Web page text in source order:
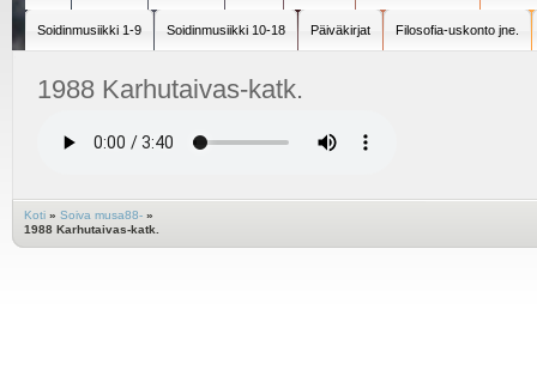
Soidinmusiikki 1-9 Soidinmusiikki 10-18 Päiväkirjat Filosofia-uskonto jne.
1988 Karhutaivas-katk.
Koti » Soiva musa88- »
1988 Karhutaivas-katk.